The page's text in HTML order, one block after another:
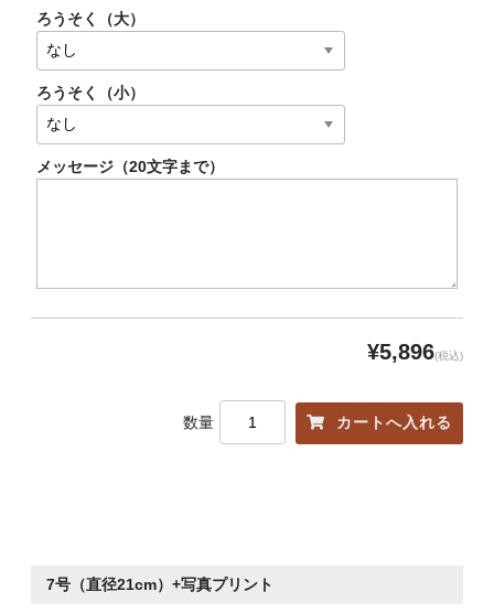
ろうそく（大）
ろうそく（小）
メッセージ（20文字まで）
¥5,896(税込)
数量
7号（直径21cm）+写真プリント